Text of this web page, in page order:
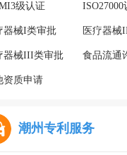
级认证 ISO27000
器械I类审批 医疗器械
器械III类审批 食品流通
资质申请
潮州专利服务